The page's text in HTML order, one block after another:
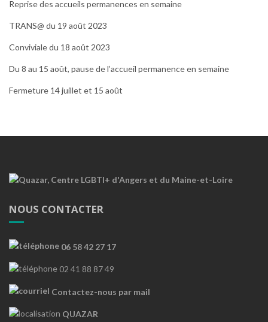
Reprise des accueils permanences en semaine
TRANS@ du 19 août 2023
Conviviale du 18 août 2023
Du 8 au 15 août, pause de l’accueil permanence en semaine
Fermeture 14 juillet et 15 août
NOUS CONTACTER
06 58 42 27 17
02 41 88 87 49
Contactez-nous par mail
QUAZAR